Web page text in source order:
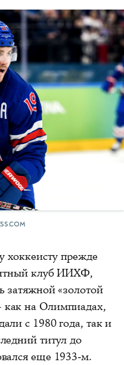
прежде
клуб ИИХФ,
затяжной «золотой
на Олимпиадах,
с 1980 года, так и
титул до
еще 1933-м.